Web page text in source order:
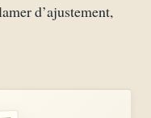
d’ajustement,